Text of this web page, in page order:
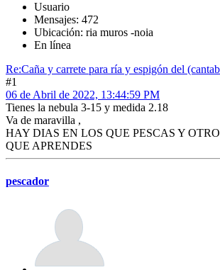
Usuario
Mensajes: 472
Ubicación: ria muros -noia
En línea
Re:Caña y carrete para ría y espigón del
#1
06 de Abril de 2022, 13:44:59 PM
Tienes la nebula 3-15 y medida 2.18
Va de maravilla ,
HAY DIAS EN LOS QUE PESCAS Y
QUE APRENDES
pescador